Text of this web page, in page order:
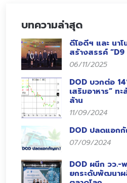
บทความล่าสุด
ดีโอดีฯ และ นา
สร้างสรรค์
06/11/2025
DOD บวกต่อ
เสริมอาหาร” ท
ล้าน
11/09/2024
DOD ปลดแอก
07/09/2024
DOD ผนึก วว.-
ยกระดับพัฒนา